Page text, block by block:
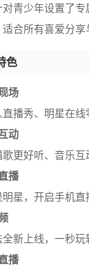
对青少年设置了
合所有喜爱分享
色
场
播秀、明星在线
动
更好听、音乐互
播
星，开启手机直
新上线，一秒玩
播